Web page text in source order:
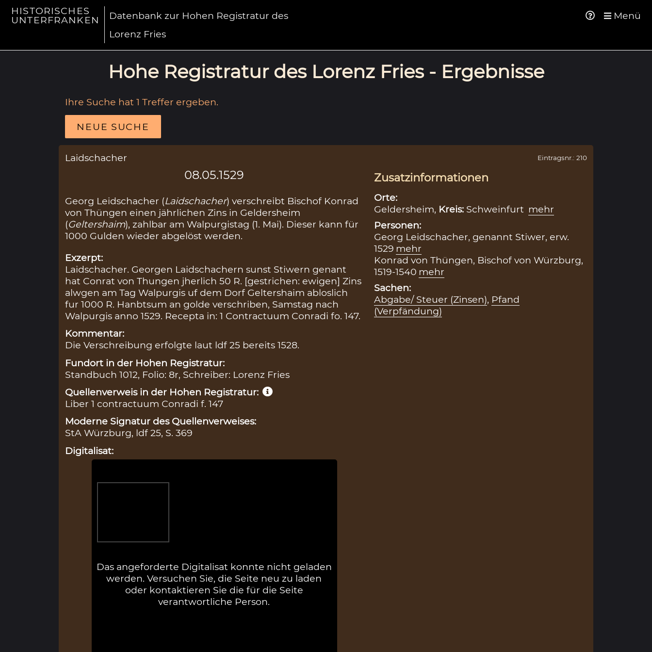
HISTORISCHES
UNTERFRANKEN
Datenbank zur Hohen Registratur des
Lorenz Fries
Menü
Hohe Registratur des Lorenz Fries - Ergebnisse
Ihre Suche hat 1 Treffer ergeben.
NEUE SUCHE
Laidschacher
08.05.1529
Georg Leidschacher (Laidschacher) verschreibt Bischof Konrad
von Thüngen einen jährlichen Zins in Geldersheim
(Geltershaim), zahlbar am Walpurgistag (1. Mai). Dieser kann für
1000 Gulden wieder abgelöst werden.
Exzerpt:
Laidschacher. Georgen Laidschachern sunst Stiwern genant
hat Conrat von Thungen jherlich 50 R. [gestrichen: ewigen] Zins
alwgen am Tag Walpurgis uf dem Dorf Geltershaim abloslich
fur 1000 R. Hanbtsum an golde verschriben, Samstag nach
Walpurgis anno 1529. Recepta in: 1 Contractuum Conradi fo. 147.
Kommentar:
Die Verschreibung erfolgte laut ldf 25 bereits 1528.
Fundort in der Hohen Registratur:
Standbuch 1012, Folio: 8r, Schreiber: Lorenz Fries
Quellenverweis in der Hohen Registratur:
Liber 1 contractuum Conradi f. 147
Moderne Signatur des Quellenverweises:
StA Würzburg, ldf 25, S. 369
Digitalisat:
Das angeforderte Digitalisat konnte nicht geladen
werden. Versuchen Sie, die Seite neu zu laden
oder kontaktieren Sie die für die Seite
verantwortliche Person.
Eintragsnr.: 210
Zusatzinformationen
Orte:
Geldersheim, Kreis: Schweinfurt mehr
Personen:
Georg Leidschacher, genannt Stiwer, erw.
1529 mehr
Konrad von Thüngen, Bischof von Würzburg,
1519-1540 mehr
Sachen:
Abgabe/ Steuer (Zinsen), Pfand
(Verpfändung)